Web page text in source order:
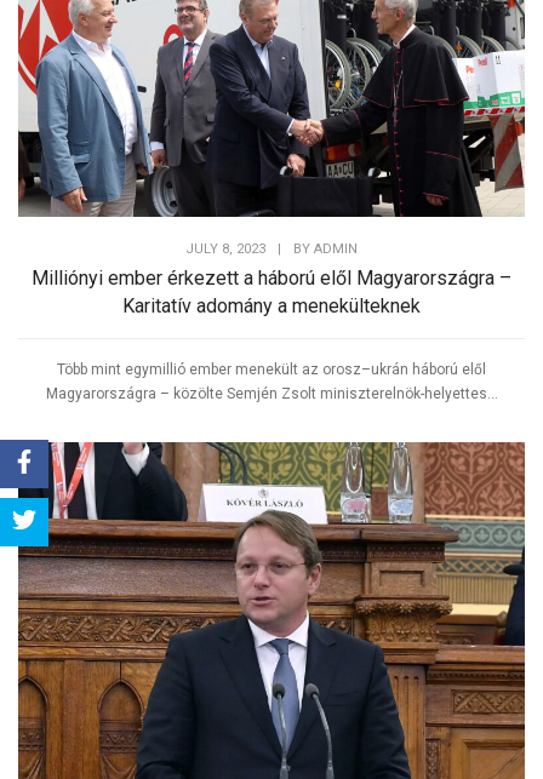
JULY 8, 2023 | BY ADMIN
Milliónyi ember érkezett a háború elől Magyarországra –
Karitatív adomány a menekülteknek
Több mint egymillió ember menekült az orosz–ukrán háború elől
Magyarországra – közölte Semjén Zsolt miniszterelnök-helyettes...
Share
Tweet